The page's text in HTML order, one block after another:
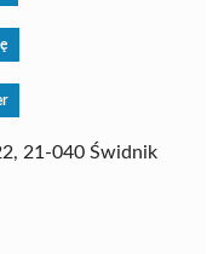
21-040 Świdnik